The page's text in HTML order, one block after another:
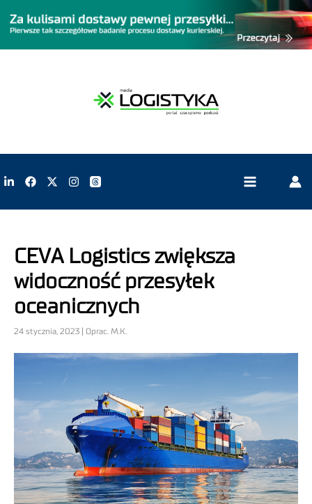
CEVA Logistics zwiększa
widoczność przesyłek
oceanicznych
24 stycznia, 2023 | Oprac. M.K.